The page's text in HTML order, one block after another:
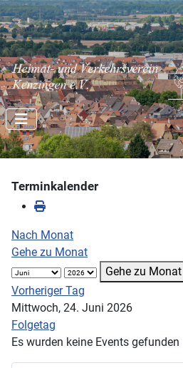
Terminkalender
Nach Monat
Gehe zu Monat
Gehe zu Monat
Vorheriger Tag
Mittwoch, 24. Juni 2026
Folgetag
Es wurden keine Events gefunden